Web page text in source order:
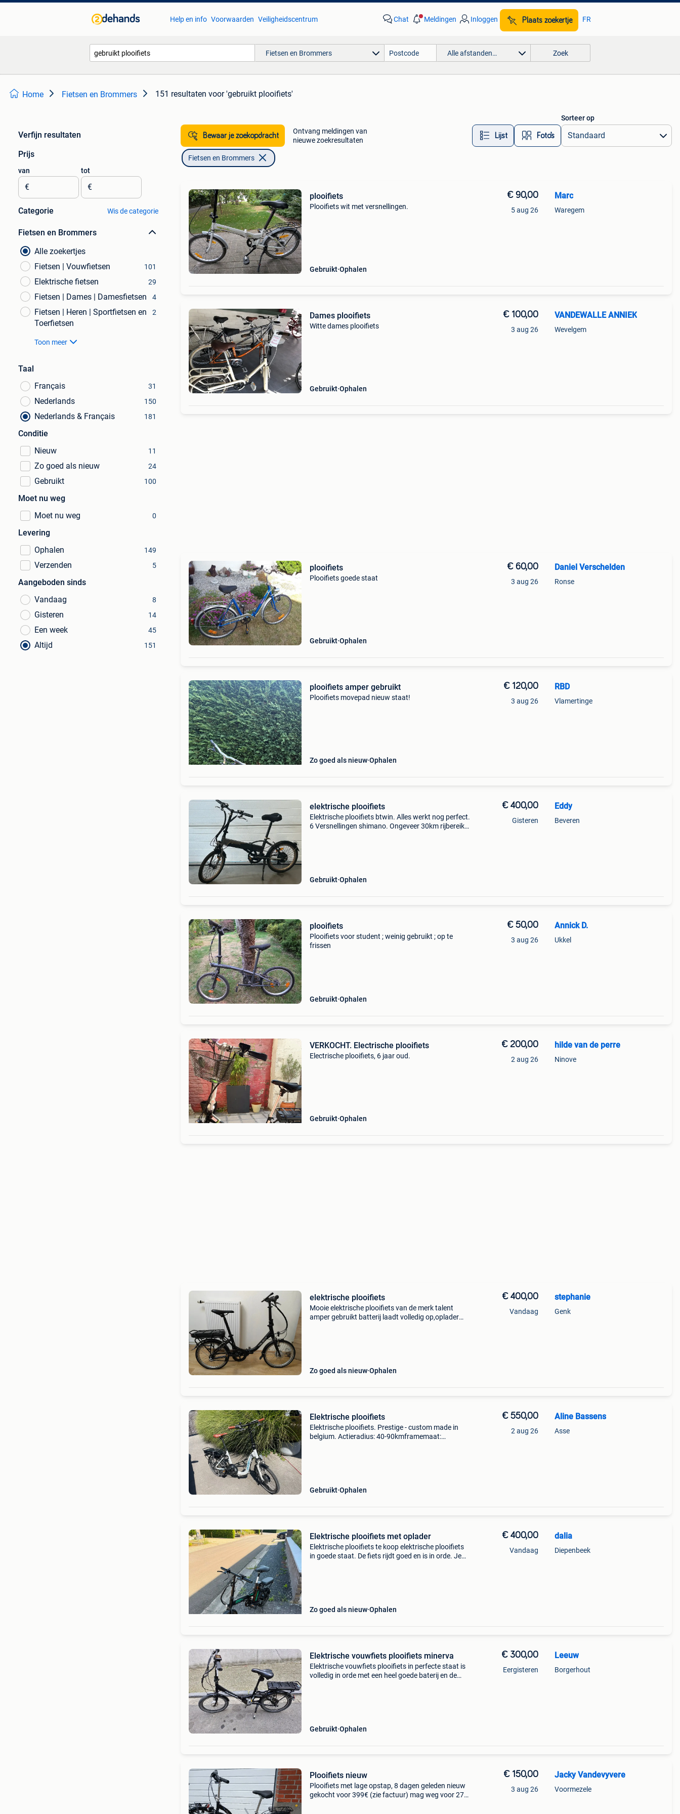
Help en info Voorwaarden Veiligheidscentrum Chat Meldingen Inloggen Plaats zoekertje FR
Fietsen en Brommers Alle afstanden… Zoek
Home Fietsen en Brommers 151 resultaten voor 'gebruikt plooifiets'
Verfijn resultaten
Prijs
van
€
tot
€
Categorie Wis de categorie
Fietsen en Brommers
Alle zoekertjes
Fietsen | Vouwfietsen
101
Elektrische fietsen 29
Fietsen | Dames | Damesfietsen 4
Fietsen | Heren | Sportfietsen en
Toerfietsen
2
Toon meer
Taal
Français
31
Nederlands 150
Nederlands & Français 181
Conditie
Nieuw
11
Zo goed als nieuw 24
Gebruikt 100
Moet nu weg
Moet nu weg
0
Levering
Ophalen
149
Verzenden 5
Aangeboden sinds
Vandaag
8
Gisteren 14
Een week 45
Altijd 151
Bewaar je zoekopdracht
Ontvang meldingen van
nieuwe zoekresultaten
Lijst Foto’s
Sorteer op
Fietsen en Brommers
plooifiets
Plooifiets wit met versnellingen.
Gebruikt Ophalen
€ 90,00
5 aug 26
Marc
Waregem
Dames plooifiets
Witte dames plooifiets
Gebruikt Ophalen
€ 100,00
3 aug 26
VANDEWALLE ANNIEK
Wevelgem
plooifiets
Plooifiets goede staat
Gebruikt Ophalen
€ 60,00
3 aug 26
Daniel Verschelden
Ronse
plooifiets amper gebruikt
Plooifiets movepad nieuw staat!
Zo goed als nieuw Ophalen
€ 120,00
3 aug 26
RBD
Vlamertinge
elektrische plooifiets
Elektrische plooifiets btwin. Alles werkt nog perfect.
6 Versnellingen shimano. Ongeveer 30km rijbereik
Gebruikt Ophalen
€ 400,00
Gisteren
Eddy
Beveren
plooifiets
Plooifiets voor student ; weinig gebruikt ; op te
frissen
Gebruikt Ophalen
€ 50,00
3 aug 26
Annick D.
Ukkel
VERKOCHT. Electrische plooifiets
Electrische plooifiets, 6 jaar oud.
Gebruikt Ophalen
€ 200,00
2 aug 26
hilde van de perre
Ninove
elektrische plooifiets
Mooie elektrische plooifiets van de merk talent
amper gebruikt batterij laadt volledig op,oplader
Zo goed als nieuw Ophalen
€ 400,00
Vandaag
stephanie
Genk
Elektrische plooifiets
Elektrische plooifiets. Prestige - custom made in
belgium. Actieradius: 40-90kmframemaat:
Gebruikt Ophalen
€ 550,00
2 aug 26
Aline Bassens
Asse
Elektrische plooifiets met oplader
Elektrische plooifiets te koop elektrische plooifiets
in goede staat. De fiets rijdt goed en is in orde. Je
Zo goed als nieuw Ophalen
€ 400,00
Vandaag
dalia
Diepenbeek
Elektrische vouwfiets plooifiets minerva
Elektrische vouwfiets plooifiets in perfecte staat is
volledig in orde met een heel goede baterij en de
Gebruikt Ophalen
€ 300,00
Eergisteren
Leeuw
Borgerhout
Plooifiets nieuw
Plooifiets met lage opstap, 8 dagen geleden nieuw
gekocht voor 399€ (zie factuur) mag weg voor 270
€ 150,00
3 aug 26
Jacky Vandevyvere
Voormezele